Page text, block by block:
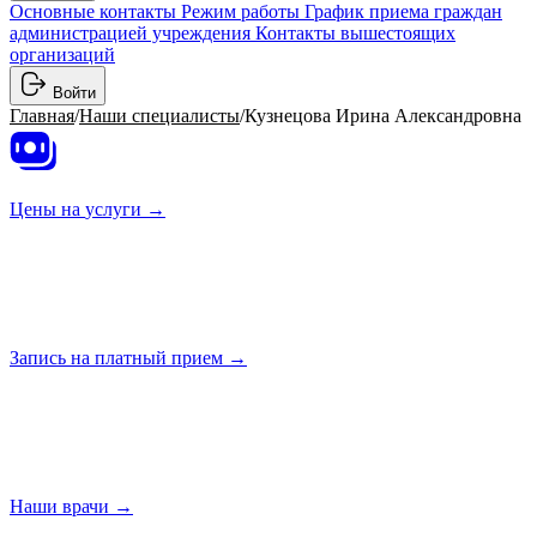
Основные контакты Режим работы График приема граждан
администрацией учреждения Контакты вышестоящих
организаций
Войти
Главная/Наши специалисты/Кузнецова Ирина Александровна
Цены на услуги →
Запись на платный прием →
Наши врачи →